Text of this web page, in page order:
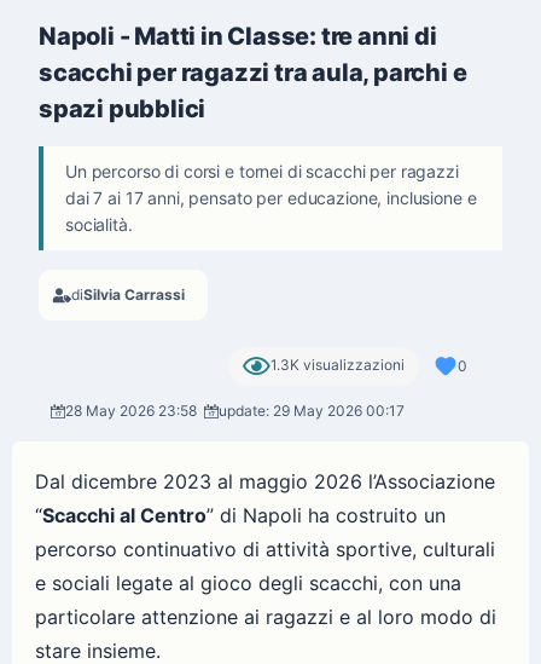
Napoli - Matti in Classe: tre anni di
scacchi per ragazzi tra aula, parchi e
spazi pubblici
Un percorso di corsi e tornei di scacchi per ragazzi
dai 7 ai 17 anni, pensato per educazione, inclusione e
socialità.
diSilvia Carrassi
1.3K visualizzazioni 0
28 May 2026 23:58 update: 29 May 2026 00:17
Dal dicembre 2023 al maggio 2026 l’Associazione
“Scacchi al Centro” di Napoli ha costruito un
percorso continuativo di attività sportive, culturali
e sociali legate al gioco degli scacchi, con una
particolare attenzione ai ragazzi e al loro modo di
stare insieme.